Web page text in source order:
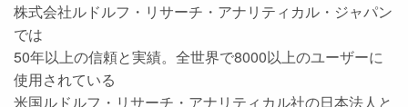
株式会社ルドルフ・リサーチ・アナリティカル・ジャパン
では
50年以上の信頼と実績。全世界で8000以上のユーザーに
使用されている
米国ルドルフ・リサーチ・アナリティカル社の日本法人と